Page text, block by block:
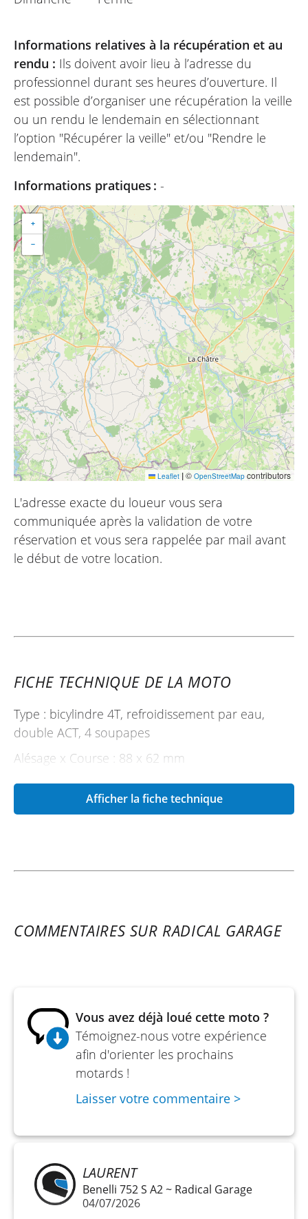
Informations relatives à la récupération et au
rendu : Ils doivent avoir lieu à l’adresse du
professionnel durant ses heures d’ouverture. Il
est possible d’organiser une récupération la veille
ou un rendu le lendemain en sélectionnant
l’option "Récupérer la veille" et/ou "Rendre le
lendemain".
Informations pratiques : -
+
−
Leaflet |© OpenStreetMap contributors
L'adresse exacte du loueur vous sera
communiquée après la validation de votre
réservation et vous sera rappelée par mail avant
le début de votre location.
FICHE TECHNIQUE DE LA MOTO
Type : bicylindre 4T, refroidissement par eau,
double ACT, 4 soupapes
Alésage x Course : 88 x 62 mm
Cylindrée : 754 cm3
Puissance : 56 (76) à 8500 tr/min
Cadre / Chassis : treillis tubulaire en acier
Suspension arrière : mono amortisseur,
débattement ncmm
Type de freinage : ABS
Frein avant : double disque, diamètre 320 mm
Frein arrière : simple disque, diamètre 260 mm
Poids : 228 kilo kg
Hauteur de selle : 810 mm
Afficher la fiche technique
COMMENTAIRES SUR RADICAL GARAGE
Vous avez déjà loué cette moto ?
Témoignez-nous votre expérience
afin d'orienter les prochains
motards !
Laisser votre commentaire >
LAURENT
Benelli 752 S A2 ~ Radical Garage
04/07/2026